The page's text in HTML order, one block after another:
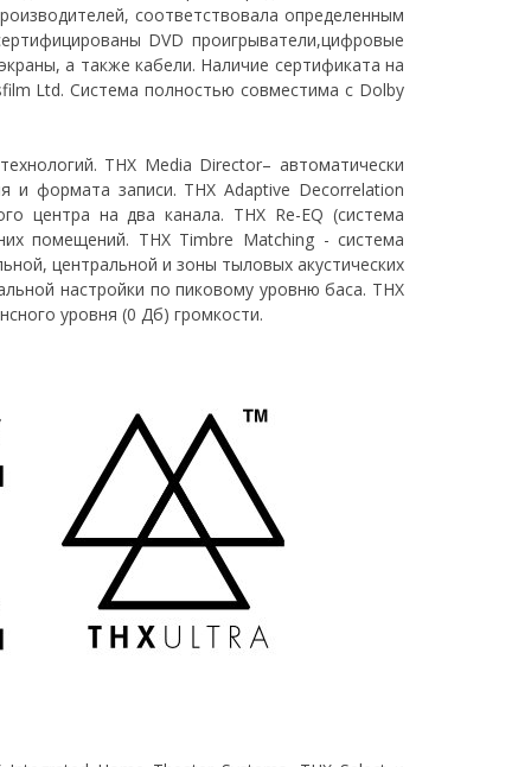
соответствовала определенным
DVD проигрыватели,цифровые
а также кабели. Наличие сертификата на
Ltd. Система полностью совместима с Dolby
THX Media Director– автоматически
и формата записи. THX Adaptive Decorrelation
центра на два канала. THX Re-EQ (система
помещений. THX Timbre Matching - система
центральной и зоны тыловых акустических
настройки по пиковому уровню баса. THX
уровня (0 Дб) громкости.